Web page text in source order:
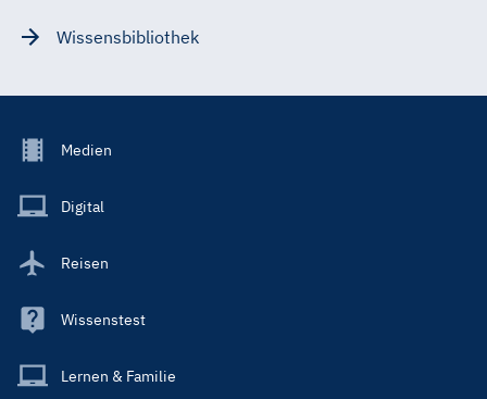
Wissensbibliothek
Footer
Main
Medien
Digital
Reisen
Wissenstest
Lernen & Familie